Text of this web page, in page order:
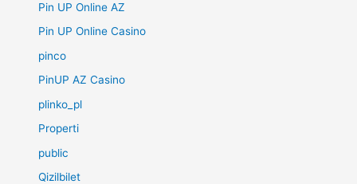
Pin UP Online AZ
Pin UP Online Casino
pinco
PinUP AZ Casino
plinko_pl
Properti
public
Qizilbilet